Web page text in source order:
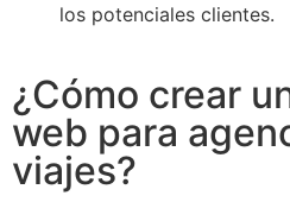
los potenciales clientes.
¿Cómo crear
web para
viajes?